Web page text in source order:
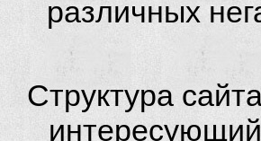
различных
Структура